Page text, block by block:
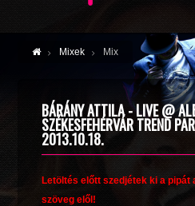
Mixek Mix
BÁRÁNY ATTILA - LIVE @
SZÉKESFEHÉRVÁR TREND
2013.10.18.
Letöltés előtt szedjétek ki a pipát
szöveg elől!